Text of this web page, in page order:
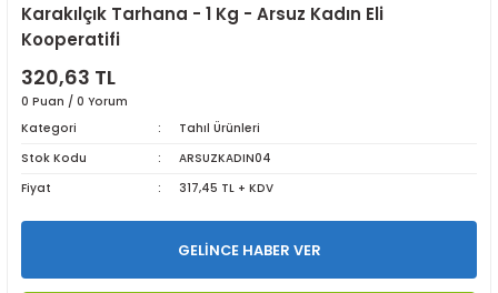
Karakılçık Tarhana - 1 Kg - Arsuz Kadın Eli
Kooperatifi
320,63 TL
0 Puan / 0 Yorum
Kategori
Tahıl Ürünleri
Stok Kodu
ARSUZKADIN04
Fiyat
317,45 TL + KDV
GELİNCE HABER VER